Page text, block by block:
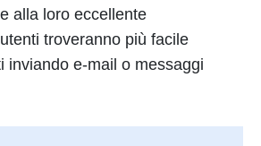
alla loro eccellente
troveranno più facile
inviando e-mail o messaggi